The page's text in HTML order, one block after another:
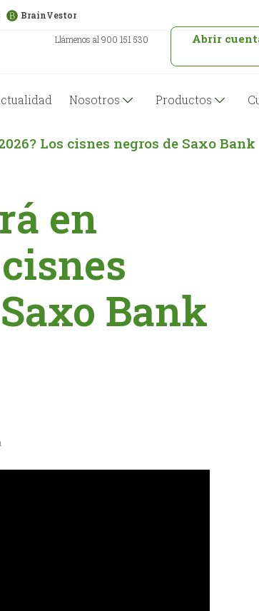
BrainVestor
Llámenos al 900 151 530 Abrir
Nosotros Productos
Los cisnes negros de Saxo Bank
en
Bank